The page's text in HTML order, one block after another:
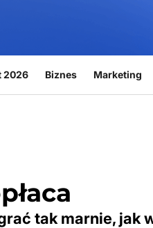
2026 Biznes Marketing
tak marnie, jak